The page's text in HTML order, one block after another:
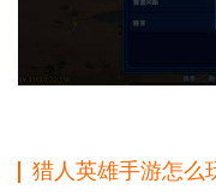
猎人英雄手游怎么